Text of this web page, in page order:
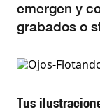
emergen y
grabados o
Tus